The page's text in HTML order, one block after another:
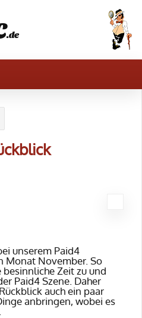
.de
unserem Paid4
Monat November. So
Zeit zu und
Paid4 Szene. Daher
auch ein paar
anbringen, wobei es